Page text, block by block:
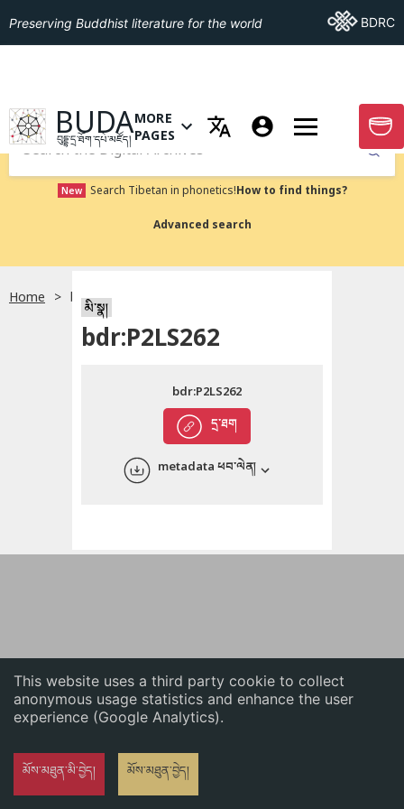
This website uses a third party cookie to collect
anonymous usage statistics and enhance the user
experience (Google Analytics).
མོས་མཐུན་མི་བྱེད། མོས་མཐུན་བྱེད།
English
Preserving Buddhist literature for the world Go ToBDRC
GO TO HOMEPAGE
BUDA
བུདྡྷ་དྲ་ཐོག་དཔེ་མཛོད།
OPEN MENU OF MORE PAGES
MORE
PAGES
GO
Submit
New Search Tibetan in phonetics!How to find things?
Advanced search
Home bdr:P2LS262
མི་སྣ།
bdr:P2LS262
དྲ་ཐག
bdr:P2LS262
metadata ཕབ་ལེན།